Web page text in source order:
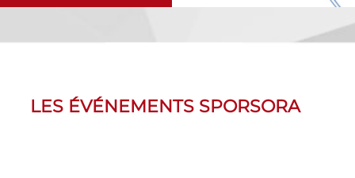
LES ÉVÉNEMENTS SPORSORA